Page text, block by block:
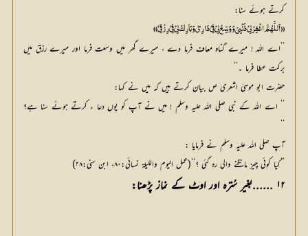
کرتے ہوئے سنا:
(( اَللَّھُمَّ اغْفِرْلِیْ ذَنْبِیْ وَ وَسِّعْ لِیْ فِیْ دَارِیْ وَ بَارِکْ لِیْ فِیْ رِزْقِیْ))
’’اے اللہ ! میرے گناہ معاف فرما دے ، میرے گھر میں وسعت فرما اور میرے رزق میں
برکت عطا فرما ۔‘‘
حضرت ابو موسیٰ اشعری ص بیان کرتے ہیں کہ میں نے کہا:
’’ اے اللہ کے نبی صلی اللہ علیہ وسلم ! میں نے آپ کو یوں دعا ء کرتے ہوئے سنا ہے؟
آپ صلی اللہ علیہ وسلم نے فرمایا :
’’کیا کوئی چیز مانگنے والی رہ گئی ؟‘‘(عمل الیوم واللیلۃ نسائی:۸۰، ابن سنی:۲۸)
۱۲ ......بغیر سُترہ اور اوٹ کے نماز پڑھنا: